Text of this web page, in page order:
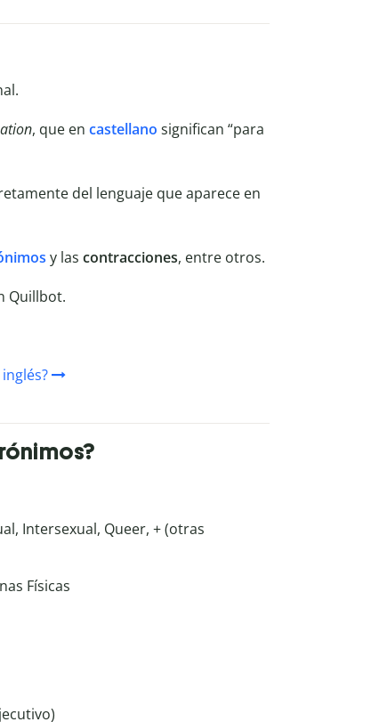
, que en castellano significan “para
del lenguaje que aparece en
y las contracciones, entre otros.
Quillbot.
Intersexual, Queer, + (otras
Físicas